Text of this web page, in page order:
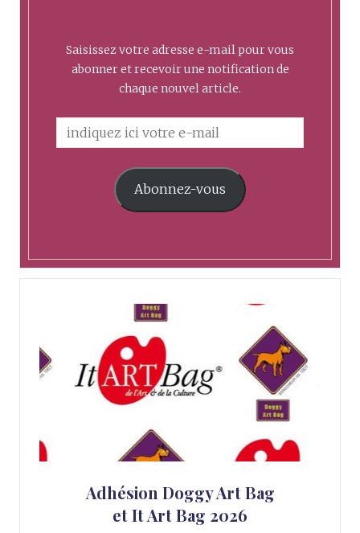
Saisissez votre adresse e-mail pour vous
abonner et recevoir une notification de
chaque nouvel article.
Abonnez-vous
Adhésion Doggy Art Bag
et It Art Bag 2026